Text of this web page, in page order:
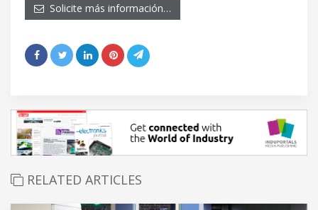
Solicite más información…
RELATED ARTICLES